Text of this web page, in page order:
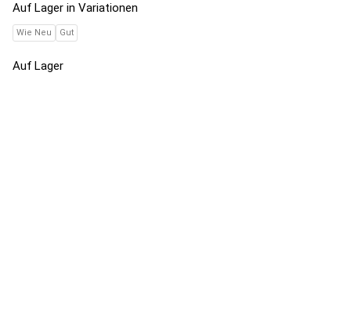
Auf Lager in Variationen
Wie Neu Gut
Auf Lager